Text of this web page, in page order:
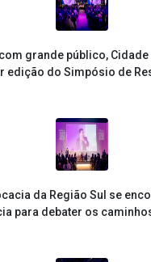
grande público,
edição do Simpósio de
da Região Sul se
para debater os